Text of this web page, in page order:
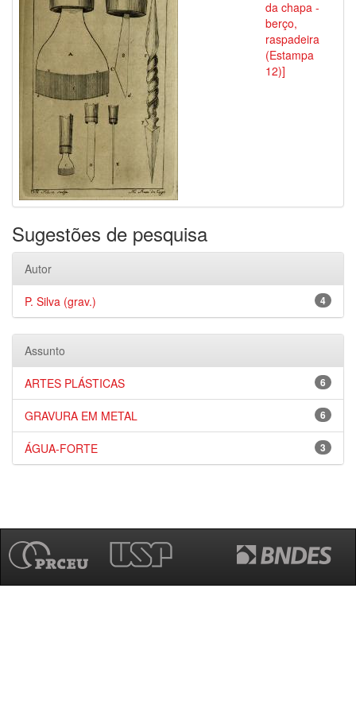
da chapa -
berço,
raspadeira
(Estampa
12)]
Sugestões de pesquisa
Autor
4
P. Silva (grav.)
Assunto
6
ARTES PLÁSTICAS
6
GRAVURA EM METAL
3
ÁGUA-FORTE